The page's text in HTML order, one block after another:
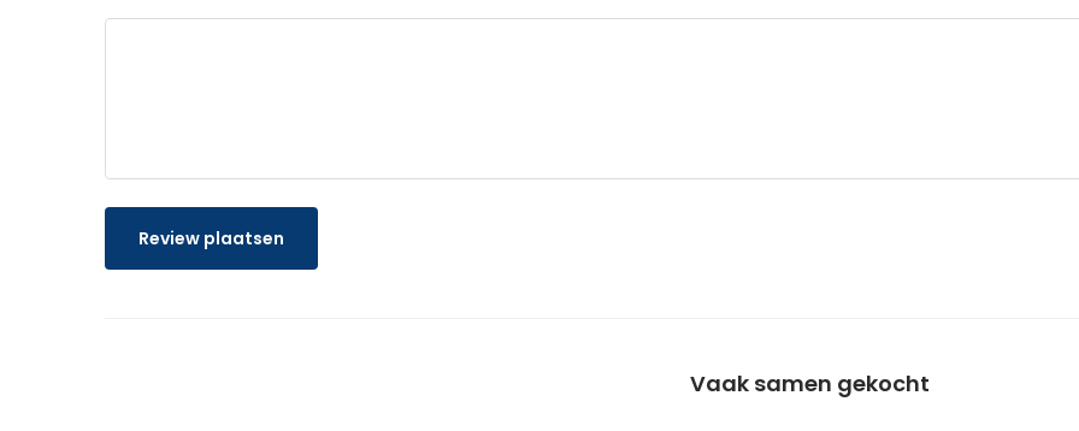
Review plaatsen
Vaak samen gekocht